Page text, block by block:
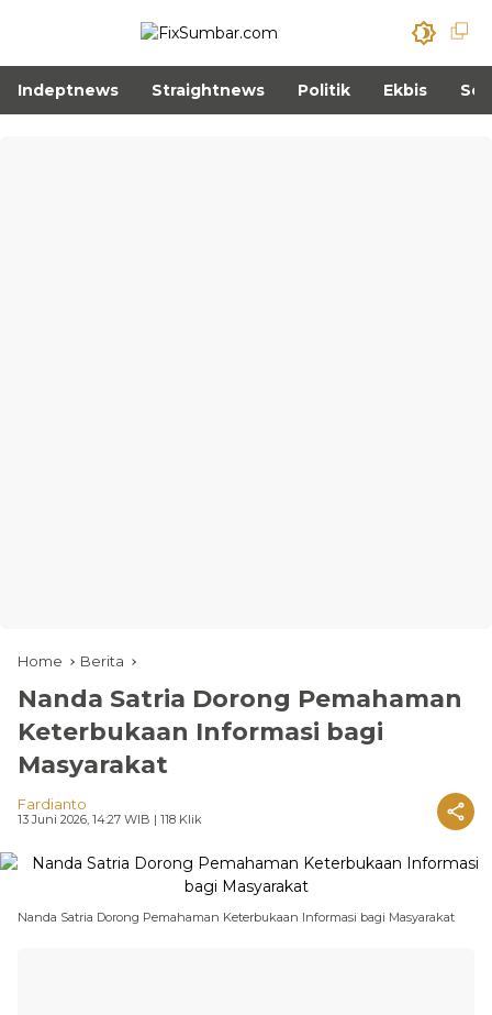
Indeptnews Straightnews Politik Ekbis
Home Berita
Nanda Satria Dorong Pemahaman
Keterbukaan Informasi bagi
Masyarakat
Fardianto
13 Juni 2026, 14:27 WIB | 118 Klik
Nanda Satria Dorong Pemahaman Keterbukaan Informasi bagi Masyarakat